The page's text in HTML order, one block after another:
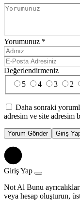
Yorumunuz *
Değerlendirmeniz
5
4 3 2
Daha sonraki
adresim ve site adresim
Yorum Gönder Giriş
Giriş Yap
Not Al Bunu
veya hesap oluşturun,